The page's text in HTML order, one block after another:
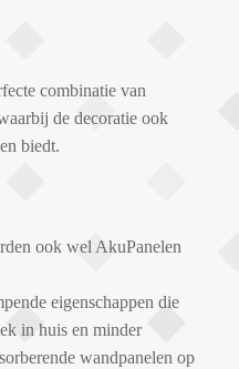
combinatie van
de decoratie ook
biedt.
ook wel AkuPanelen
eigenschappen die
in huis en minder
wandpanelen op